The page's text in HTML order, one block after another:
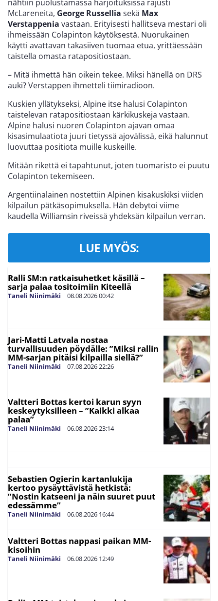
nähtiin puolustamassa harjoituksissa rajusti
McLareneita, George Russellia sekä Max
Verstappenia vastaan. Erityisesti hallitseva mestari oli
ihmeissään Colapinton käytöksestä. Nuorukainen
käytti avattavan takasiiven tuomaa etua, yrittäessään
taistella omasta ratapositiostaan.
– Mitä ihmettä hän oikein tekee. Miksi hänellä on DRS
auki? Verstappen ihmetteli tiimiradioon.
Kuskien yllätykseksi, Alpine itse halusi Colapinton
taistelevan ratapositiostaan kärkikuskeja vastaan.
Alpine halusi nuoren Colapinton ajavan omaa
kisasimulaatiota juuri tietyssä ajovälissä, eikä halunnut
luovuttaa positiota muille kuskeille.
Mitään rikettä ei tapahtunut, joten tuomaristo ei puutu
Colapinton tekemiseen.
Argentiinalainen nostettiin Alpinen kisakuskiksi viiden
kilpailun pätkäsopimuksella. Hän debytoi viime
kaudella Williamsin riveissä yhdeksän kilpailun verran.
LUE MYÖS:
Ralli SM:n ratkaisuhetket käsillä –
sarja palaa tositoimiin Kiteellä
Taneli Niinimäki | 08.08.202600:42
Jari-Matti Latvala nostaa
turvallisuuden pöydälle: ”Miksi rallin
MM-sarjan pitäisi kilpailla siellä?”
Taneli Niinimäki | 07.08.202622:26
Valtteri Bottas kertoi karun syyn
keskeytyksilleen – ”Kaikki alkaa
palaa”
Taneli Niinimäki | 06.08.202623:14
Sebastien Ogierin kartanlukija
kertoo pysäyttävistä hetkistä:
”Nostin katseeni ja näin suuret puut
edessämme”
Taneli Niinimäki | 06.08.2026 16:44
Valtteri Bottas nappasi paikan MM-
kisoihin
Taneli Niinimäki | 06.08.2026 12:49